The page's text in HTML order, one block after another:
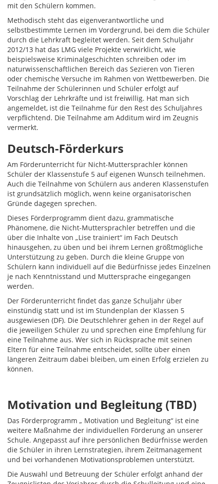
mit den Schülern kommen.
Methodisch steht das eigenverantwortliche und
selbstbestimmte Lernen im Vordergrund, bei dem die Schüler
durch die Lehrkraft begleitet werden. Seit dem Schuljahr
2012/13 hat das LMG viele Projekte verwirklicht, wie
beispielsweise Kriminalgeschichten schreiben oder im
naturwissenschaftlichen Bereich das Sezieren von Tieren
oder chemische Versuche im Rahmen von Wettbewerben. Die
Teilnahme der Schülerinnen und Schüler erfolgt auf
Vorschlag der Lehrkräfte und ist freiwillig. Hat man sich
angemeldet, ist die Teilnahme für den Rest des Schuljahres
verpflichtend. Die Teilnahme am Additum wird im Zeugnis
vermerkt.
Deutsch-Förderkurs
Am Förderunterricht für Nicht-Muttersprachler können
Schüler der Klassenstufe 5 auf eigenen Wunsch teilnehmen.
Auch die Teilnahme von Schülern aus anderen Klassenstufen
ist grundsätzlich möglich, wenn keine organisatorischen
Gründe dagegen sprechen.
Dieses Förderprogramm dient dazu, grammatische
Phänomene, die Nicht-Muttersprachler betreffen und die
über die Inhalte von „Lise trainiert“ im Fach Deutsch
hinausgehen, zu üben und bei ihrem Lernen größtmögliche
Unterstützung zu geben. Durch die kleine Gruppe von
Schülern kann individuell auf die Bedürfnisse jedes Einzelnen
je nach Kenntnisstand und Muttersprache eingegangen
werden.
Der Förderunterricht findet das ganze Schuljahr über
einstündig statt und ist im Stundenplan der Klassen 5
ausgewiesen (DF). Die Deutschlehrer gehen in der Regel auf
die jeweiligen Schüler zu und sprechen eine Empfehlung für
eine Teilnahme aus. Wer sich in Rücksprache mit seinen
Eltern für eine Teilnahme entscheidet, sollte über einen
längeren Zeitraum dabei bleiben, um einen Erfolg erzielen zu
können.
Motivation und Begleitung (TBD)
Das Förderprogramm „ Motivation und Begleitung“ ist eine
weitere Maßnahme der individuellen Förderung an unserer
Schule. Angepasst auf ihre persönlichen Bedürfnisse werden
die Schüler in ihren Lernstrategien, ihrem Zeitmanagement
und bei vorhandenen Motivationsproblemen unterstützt.
Die Auswahl und Betreuung der Schüler erfolgt anhand der